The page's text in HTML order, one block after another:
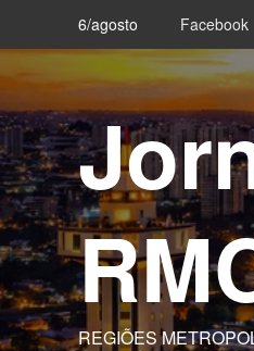
content
6/agosto Facebook
REGIÕES